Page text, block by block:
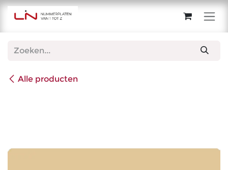
Overslaan naar inhoud
Alle producten